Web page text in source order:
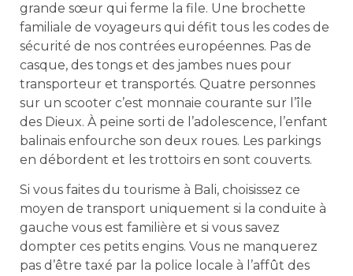
grande sœur qui ferme la file. Une brochette
familiale de voyageurs qui défit tous les codes de
sécurité de nos contrées européennes. Pas de
casque, des tongs et des jambes nues pour
transporteur et transportés. Quatre personnes
sur un scooter c’est monnaie courante sur l’île
des Dieux. À peine sorti de l’adolescence, l’enfant
balinais enfourche son deux roues. Les parkings
en débordent et les trottoirs en sont couverts.
Si vous faites du tourisme à Bali, choisissez ce
moyen de transport uniquement si la conduite à
gauche vous est familière et si vous savez
dompter ces petits engins. Vous ne manquerez
pas d’être taxé par la police locale à l’affût des